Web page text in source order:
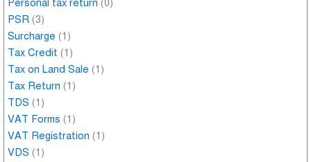
Personal tax return (0)
PSR (3)
Surcharge (1)
Tax Credit (1)
Tax on Land Sale (1)
Tax Return (1)
TDS (1)
VAT Forms (1)
VAT Registration (1)
VDS (1)